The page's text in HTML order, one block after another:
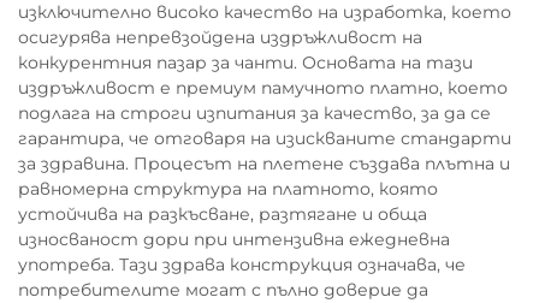
изключително високо качество на изработка, което
осигурява непревзойдена издръжливост на
конкурентния пазар за чанти. Основата на тази
издръжливост е премиум памучното платно, което
подлага на строги изпитания за качество, за да се
гарантира, че отговаря на изискваните стандарти
за здравина. Процесът на плетене създава плътна и
равномерна структура на платното, която
устойчива на разкъсване, разтягане и обща
износваност дори при интензивна ежедневна
употреба. Тази здрава конструкция означава, че
потребителите могат с пълно доверие да